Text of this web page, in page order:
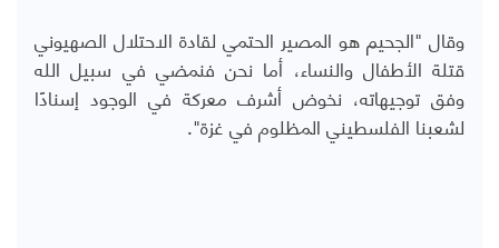
وقال "الجحيم هو المصير الحتمي لقادة الاحتلال الصهيوني
قتلة الأطفال والنساء، أما نحن فنمضي في سبيل الله
وفق توجيهاته، نخوض أشرف معركة في الوجود إسنادًا
لشعبنا الفلسطيني المظلوم في غزة".